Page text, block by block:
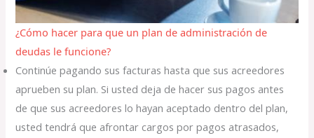
¿Cómo hacer para que un plan de administración de
deudas le funcione?
Continúe pagando sus facturas hasta que sus acreedores
aprueben su plan. Si usted deja de hacer sus pagos antes
de que sus acreedores lo hayan aceptado dentro del plan,
usted tendrá que afrontar cargos por pagos atrasados,